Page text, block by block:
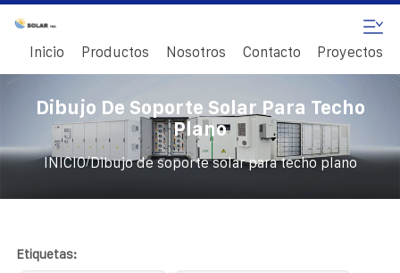
Inicio Productos Nosotros Contacto Proyectos
Dibujo De Soporte Solar Para Techo
Plano
INICIO/Dibujo de soporte solar para techo plano
Etiquetas: